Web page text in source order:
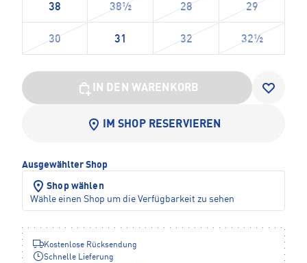
38 38½ 28 29
30 31 32 32½
IN DEN WARENKORB
IM SHOP RESERVIEREN
Ausgewählter Shop
Shop wählen
Wähle einen Shop um die Verfügbarkeit zu sehen
Kostenlose Rücksendung
Schnelle Lieferung